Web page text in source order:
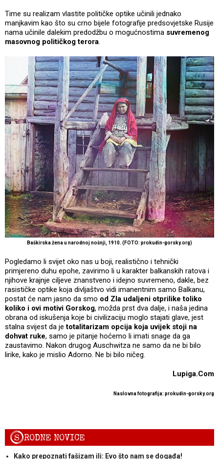
Time su realizam vlastite političke optike učinili jednako
manjkavim kao što su crno bijele fotografije predsovjetske Rusije
nama učinile dalekim predodžbu o mogućnostima suvremenog
masovnog političkog terora.
Baškirska žena u narodnoj nošnji, 1910. (FOTO: prokudin-gorsky.org)
Pogledamo li svijet oko nas u boji, realistično i tehnički
primjereno duhu epohe, zavirimo li u karakter balkanskih ratova i
njihove krajnje ciljeve znanstveno i idejno suvremeno, dakle, bez
rasističke optike koja divljaštvo vidi imanentnim samo Balkanu,
postat će nam jasno da smo od Zla udaljeni otprilike toliko
koliko i ovi motivi Gorskog, možda prst dva dalje, i naša jedina
obrana od iskušenja koje bi civilizaciju moglo stajati glave, jest
stalna svijest da je totalitarizam opcija koja uvijek stoji na
dohvat ruke, samo je pitanje hoćemo li imati snage da ga
zaustavimo. Nakon drugog Auschwitza ne samo da ne bi bilo
lirike, kako je mislio Adorno. Ne bi bilo ničeg.
Lupiga.Com
Naslovna fotografija: prokudin-gorsky.org
SRODNE NOVICE
Kako prepoznati fašizam ili: Evo što nam se događa!